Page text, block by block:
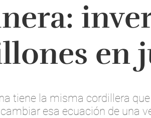
en
tiene la misma cordillera
esa ecuación de una